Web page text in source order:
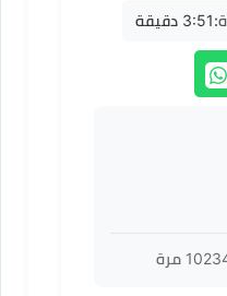
3:51 دقيقة
مرة